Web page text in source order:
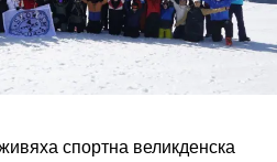
спортна великденска